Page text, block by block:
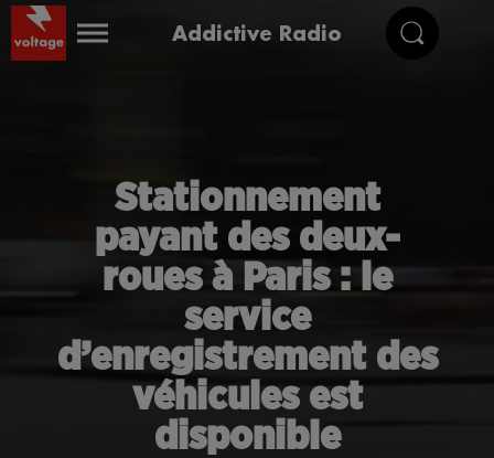
Addictive Radio
Stationnement
payant des deux-
roues à Paris : le
service
d’enregistrement des
véhicules est
disponible